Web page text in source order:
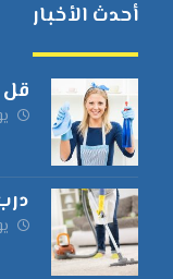
أحدث الأخبار
قل